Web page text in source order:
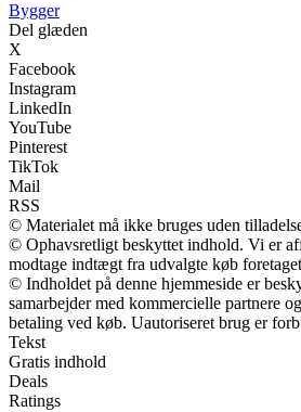
Bygger
Del glæden
X
Facebook
Instagram
LinkedIn
YouTube
Pinterest
TikTok
Mail
RSS
© Materialet må ikke bruges uden
© Ophavsretligt beskyttet indhold. Vi er
modtage indtægt fra udvalgte køb
© Indholdet på denne hjemmeside er
samarbejder med kommercielle partnere
betaling ved køb. Uautoriseret brug er
Tekst
Gratis indhold
Deals
Ratings